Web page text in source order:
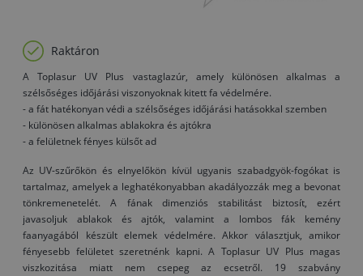
Raktáron
A Toplasur UV Plus vastaglazúr, amely különösen alkalmas a
szélsőséges időjárási viszonyoknak kitett fa védelmére.
- a fát hatékonyan védi a szélsőséges időjárási hatásokkal szemben
- különösen alkalmas ablakokra és ajtókra
- a felületnek fényes külsőt ad
Az UV-szűrőkön és elnyelőkön kívül ugyanis szabadgyök-fogókat is
tartalmaz, amelyek a leghatékonyabban akadályozzák meg a bevonat
tönkremenetelét. A fának dimenziós stabilitást biztosít, ezért
javasoljuk ablakok és ajtók, valamint a lombos fák kemény
faanyagából készült elemek védelmére. Akkor választjuk, amikor
fényesebb felületet szeretnénk kapni. A Toplasur UV Plus magas
viszkozitása miatt nem csepeg az ecsetről. 19 szabvány